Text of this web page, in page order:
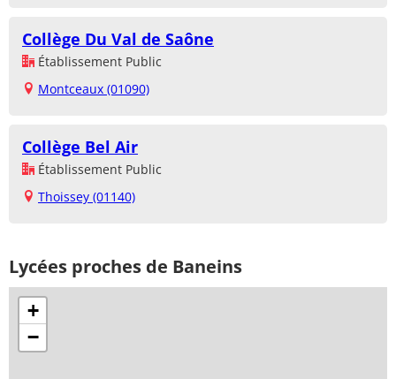
Collège Du Val de Saône
Établissement Public
Montceaux (01090)
Collège Bel Air
Établissement Public
Thoissey (01140)
Lycées proches de Baneins
+
−